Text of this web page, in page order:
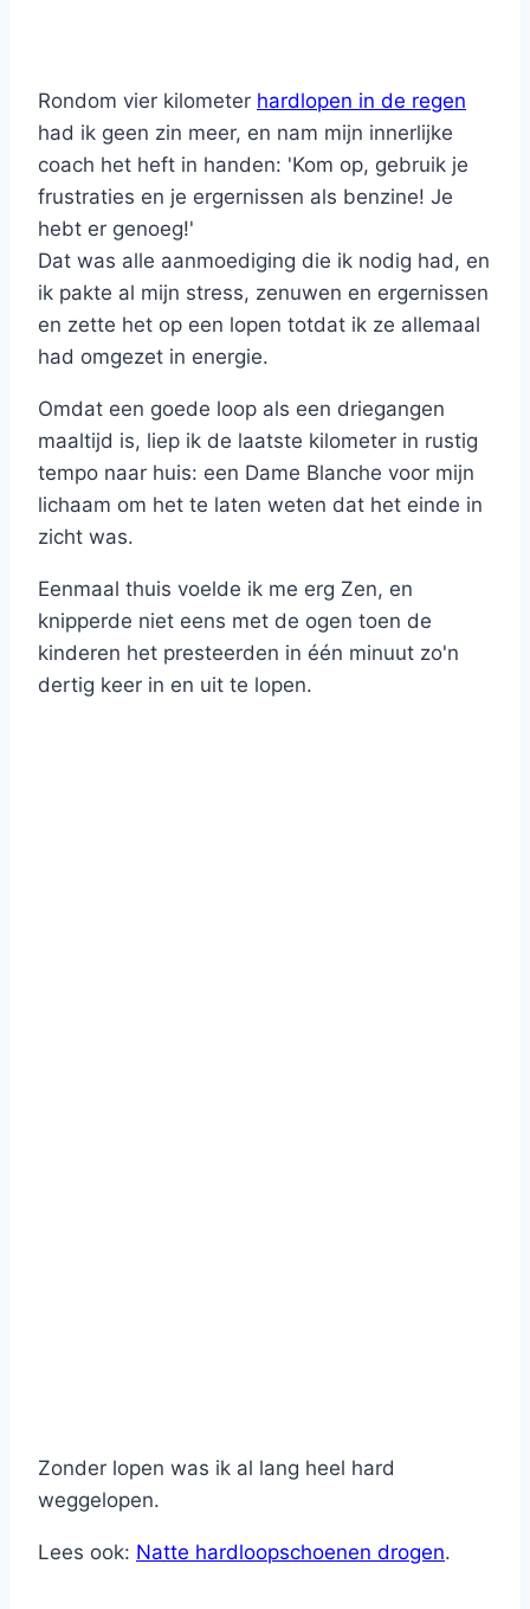
Rondom vier kilometer hardlopen in de regen
had ik geen zin meer, en nam mijn innerlijke
coach het heft in handen: 'Kom op, gebruik je
frustraties en je ergernissen als benzine! Je
hebt er genoeg!'
Dat was alle aanmoediging die ik nodig had, en
ik pakte al mijn stress, zenuwen en ergernissen
en zette het op een lopen totdat ik ze allemaal
had omgezet in energie.
Omdat een goede loop als een driegangen
maaltijd is, liep ik de laatste kilometer in rustig
tempo naar huis: een Dame Blanche voor mijn
lichaam om het te laten weten dat het einde in
zicht was.
Eenmaal thuis voelde ik me erg Zen, en
knipperde niet eens met de ogen toen de
kinderen het presteerden in één minuut zo'n
dertig keer in en uit te lopen.
Zonder lopen was ik al lang heel hard
weggelopen.
Lees ook: Natte hardloopschoenen drogen.